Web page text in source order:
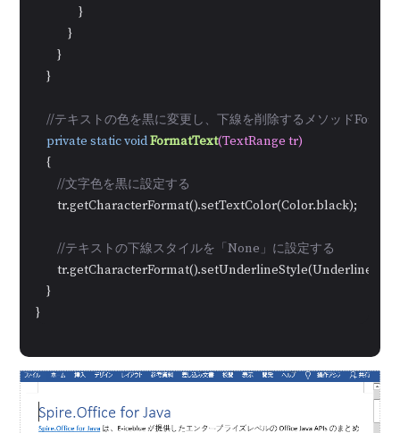
                }
            }
        }
    }
//テキストの色を黒に変更し、下線を削除するメソッド
private staticvoidFormatText(TextRange tr)
    {
//文字色を黒に設定する
        tr.getCharacterFormat().setTextColor(Color.black);
//テキストの下線スタイルを「None」に設定する
    }
}